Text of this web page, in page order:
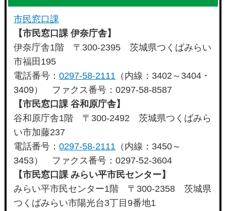
市民窓口課
【市民窓口課 伊奈庁舎】
伊奈庁舎1階 〒300-2395 茨城県つくばみらい
市福田195
電話番号：0297-58-2111 （内線：3402～3404・
3409） ファクス番号：0297-58-8587
【市民窓口課 谷和原庁舎】
谷和原庁舎1階 〒300-2492 茨城県つくばみら
い市加藤237
電話番号：0297-58-2111 （内線：3450～
3453） ファクス番号：0297-52-3604
【市民窓口課 みらい平市民センター】
みらい平市民センター1階 〒300-2358 茨城県
つくばみらい市陽光台3丁目9番地1